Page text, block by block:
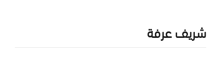
شريف عرفة